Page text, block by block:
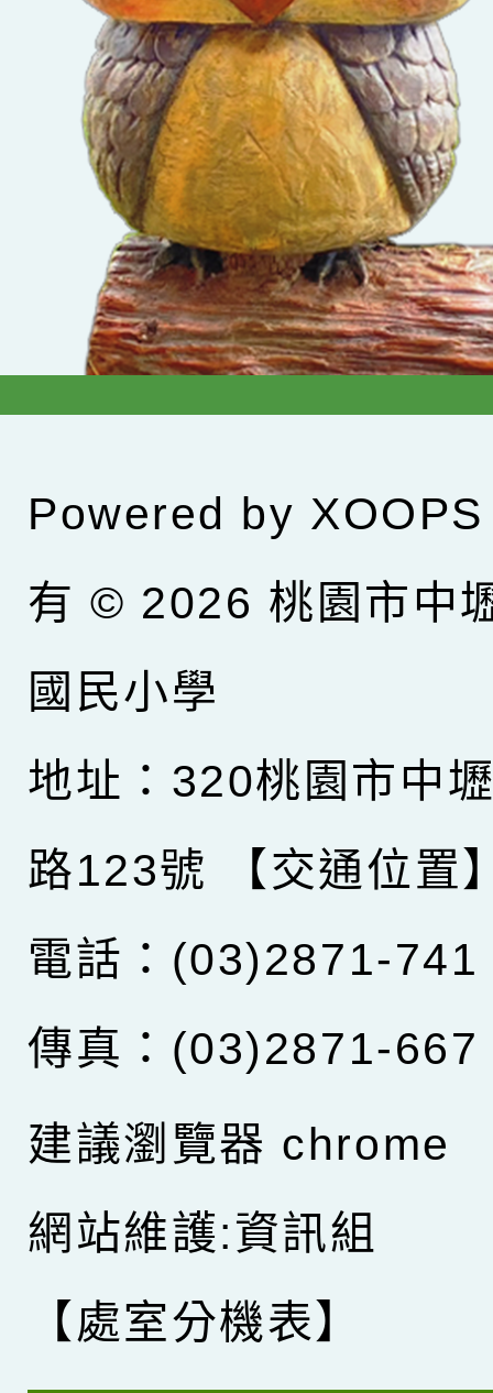
Powered by XOOPS
有 © 2026 桃園市中
國民小學
地址：320桃園市中
路123號
【交通位置
電話：(03)2871-741
傳真：(03)2871-667
建議瀏覽器 chrome
網站維護:資訊組
【處室分機表】